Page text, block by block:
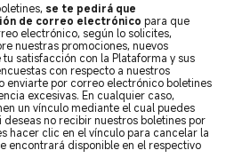
se te pedirá que
de correo electrónico para que
electrónico, según lo solicites,
nuestras promociones, nuevos
satisfacción con la Plataforma y sus
con respecto a nuestros
enviarte por correo electrónico boletines
excesivas. En cualquier caso,
un vínculo mediante el cual puedes
deseas no recibir nuestros boletines por
hacer clic en el vínculo para cancelar la
encontrará disponible en el respectivo